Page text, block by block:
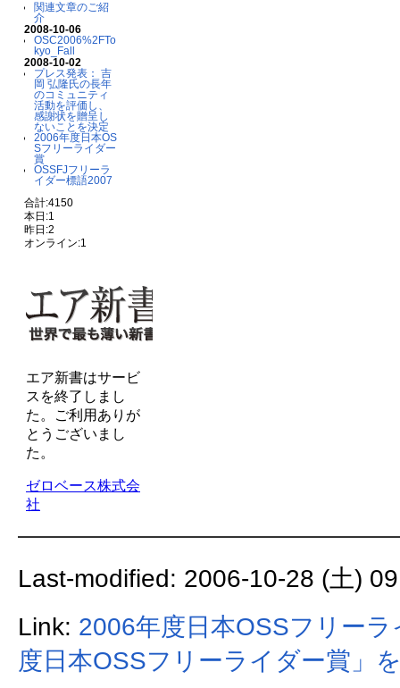
関連文章のご紹
介
2008-10-06
OSC2006%2FTo
kyo_Fall
2008-10-02
プレス発表： 吉
岡 弘隆氏の長年
のコミュニティ
活動を評価し、
感謝状を贈呈し
ないことを決定
2006年度日本OS
Sフリーライダー
賞
OSSFJフリーラ
イダー標語2007
合計:4150
本日:1
昨日:2
オンライン:1
Last-modified: 2006-10-28 (土)
Link: 2006年度日本OSSフリーラ
度日本OSSフリーライダー賞」